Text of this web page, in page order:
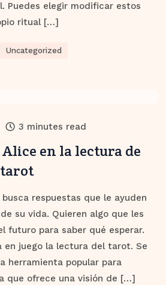
Puedes elegir modificar estos
ritual […]
Uncategorized
3 minutes read
en la lectura de
respuestas que le ayuden
su vida. Quieren algo que les
futuro para saber qué esperar.
en juego la lectura del tarot. Se
herramienta popular para
que ofrece una visión de […]